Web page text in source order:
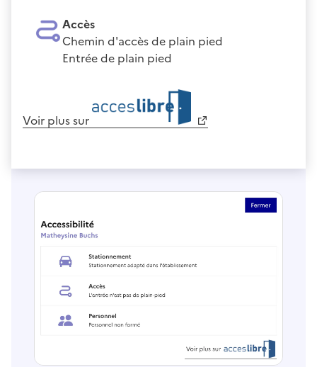
Accès
Chemin d'accès de plain pied
Entrée de plain pied
Voir plus sur